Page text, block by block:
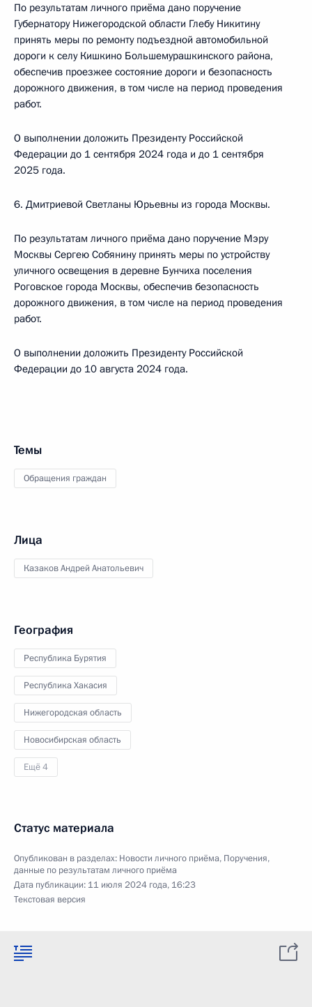
По результатам личного приёма дано поручение
Губернатору Нижегородской области Глебу Никитину
принять меры по ремонту подъездной автомобильной
дороги к селу Кишкино Большемурашкинского района,
обеспечив проезжее состояние дороги и безопасность
дорожного движения, в том числе на период проведения
работ.
О выполнении доложить Президенту Российской
Федерации до 1 сентября 2024 года и до 1 сентября
2025 года.
6. Дмитриевой Светланы Юрьевны из города Москвы.
По результатам личного приёма дано поручение Мэру
Москвы Сергею Собянину принять меры по устройству
уличного освещения в деревне Бунчиха поселения
Роговское города Москвы, обеспечив безопасность
дорожного движения, в том числе на период проведения
работ.
О выполнении доложить Президенту Российской
Федерации до 10 августа 2024 года.
Темы
Обращения граждан
Лица
Казаков Андрей Анатольевич
География
Республика Бурятия
Республика Хакасия
Нижегородская область
Новосибирская область
Ещё 4
Статус материала
Опубликован в разделах: Новости личного приёма, Поручения,
данные по результатам личного приёма
Дата публикации: 11 июля 2024 года, 16:23
Текстовая версия